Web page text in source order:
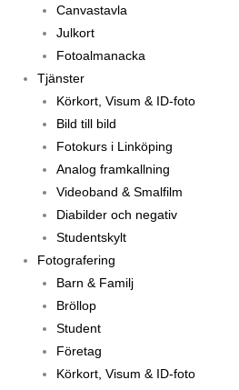
Canvastavla
Julkort
Fotoalmanacka
Tjänster
Körkort, Visum & ID-foto
Bild till bild
Fotokurs i Linköping
Analog framkallning
Videoband & Smalfilm
Diabilder och negativ
Studentskylt
Fotografering
Barn & Familj
Bröllop
Student
Företag
Körkort, Visum & ID-foto